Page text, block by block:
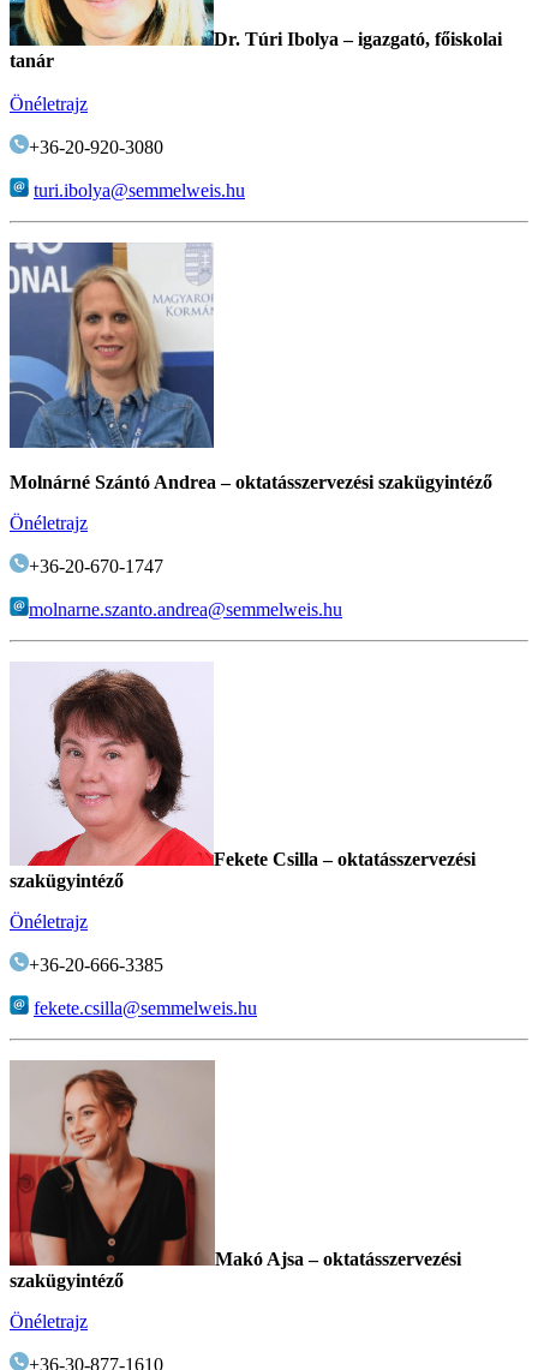
Dr. Túri Ibolya – igazgató, főiskolai
tanár
Önéletrajz
+36-20-920-3080
turi.ibolya@semmelweis.hu
Molnárné Szántó Andrea – oktatásszervezési szakügyintéző
Önéletrajz
+36-20-670-1747
molnarne.szanto.andrea@semmelweis.hu
Fekete Csilla – oktatásszervezési
szakügyintéző
Önéletrajz
+36-20-666-3385
fekete.csilla@semmelweis.hu
Makó Ajsa – oktatásszervezési
szakügyintéző
Önéletrajz
+36-30-877-1610